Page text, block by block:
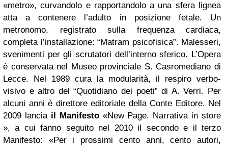
«metro», curvandolo e rapportandolo a una sfera lignea
atta a contenere l’adulto in posizione fetale. Un
metronomo, registrato sulla frequenza cardiaca,
completa l’installazione: “Matram psicofisica”. Malesseri,
svenimenti per gli scrutatori dell’interno sferico. L’Opera
è conservata nel Museo provinciale S. Casromediano di
Lecce. Nel 1989 cura la modularità, il respiro verbo-
visivo e altro del “Quotidiano dei poeti” di A. Verri. Per
alcuni anni è direttore editoriale della Conte Editore. Nel
2009 lancia il Manifesto«New Page. Narrativa in store
», a cui fanno seguito nel 2010 il secondo e il terzo
Manifesto: «Per i prossimi cento anni, cento autori,